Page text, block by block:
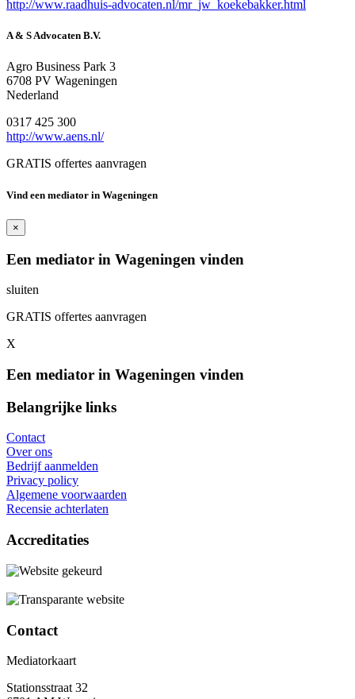
http://www.raadhuis-advocaten.nl/mr_jw_koekebakker.html
A & S Advocaten B.V.
Agro Business Park 3
6708 PV Wageningen
Nederland
0317 425 300
http://www.aens.nl/
GRATIS offertes aanvragen
Vind een mediator in Wageningen
×
Een mediator in Wageningen vinden
sluiten
GRATIS offertes aanvragen
X
Een mediator in Wageningen vinden
Belangrijke links
Contact
Over ons
Bedrijf aanmelden
Privacy policy
Algemene voorwaarden
Recensie achterlaten
Accreditaties
Contact
Mediatorkaart
Stationsstraat 32